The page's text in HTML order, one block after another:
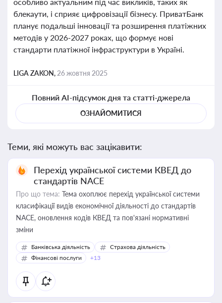
блекаути, і сприяє цифровізації бізнесу. ПриватБанк
планує подальші інновації та розширення платіжних
методів у 2026-2027 роках, що формує нові
стандарти платіжної інфраструктури в Україні.
LIGA ZAKON, 26 жовтня 2025
Повний AI-підсумок дня та статті-джерела
ОЗНАЙОМИТИСЯ
Теми, які можуть вас зацікавити:
Перехід української системи КВЕД до
стандартів NACE
Про що тема: Тема охоплює перехід української системи
класифікації видів економічної діяльності до стандартів
NACE, оновлення кодів КВЕД та пов'язані нормативні
зміни
Банківська діяльність
Страхова діяльність
Фінансові послуги
+13